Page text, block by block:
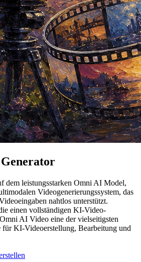
dem leistungsstarken Omni AI Model,
Videogenerierungssystem, das
nahtlos unterstützt.
einen vollständigen KI-Video-
AI Video eine der vielseitigsten
für KI-Videoerstellung, Bearbeitung und